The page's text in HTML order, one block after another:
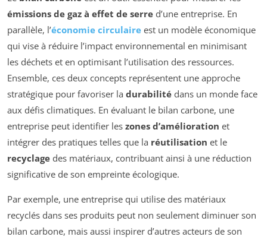
émissions de gaz à effet de serre d’une entreprise. En
parallèle, l’économie circulaire est un modèle économique
qui vise à réduire l’impact environnemental en minimisant
les déchets et en optimisant l’utilisation des ressources.
Ensemble, ces deux concepts représentent une approche
stratégique pour favoriser la durabilité dans un monde face
aux défis climatiques. En évaluant le bilan carbone, une
entreprise peut identifier les zones d’amélioration et
intégrer des pratiques telles que la réutilisation et le
recyclage des matériaux, contribuant ainsi à une réduction
significative de son empreinte écologique.
Par exemple, une entreprise qui utilise des matériaux
recyclés dans ses produits peut non seulement diminuer son
bilan carbone, mais aussi inspirer d’autres acteurs de son